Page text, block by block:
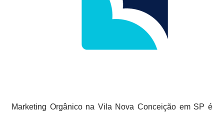
Marketing Orgânico na Vila Nova Conceição em SP é